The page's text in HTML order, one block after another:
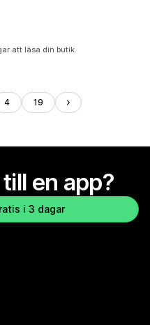
att läsa din butik.
4 19
en app?
i 3 dagar